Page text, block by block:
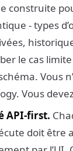
construite
- types
le cas
Vous
Vous
API-first.
doit être